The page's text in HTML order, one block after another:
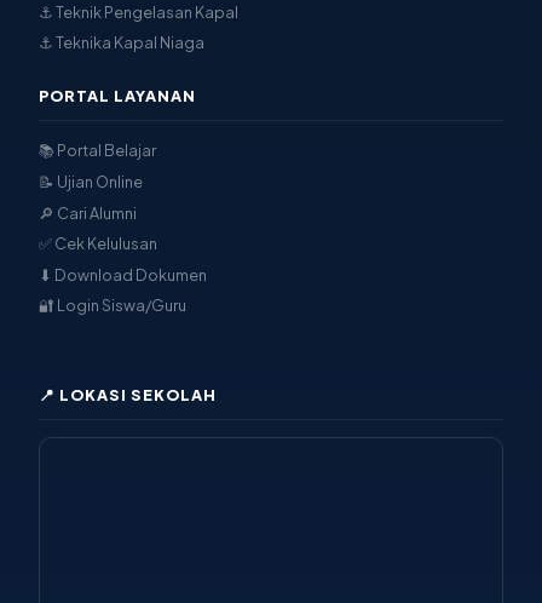
⚓ Teknik Pengelasan Kapal
⚓ Teknika Kapal Niaga
PORTAL LAYANAN
📚 Portal Belajar
📝 Ujian Online
🔎 Cari Alumni
✅ Cek Kelulusan
⬇ Download Dokumen
🔐 Login Siswa/Guru
📍 LOKASI SEKOLAH